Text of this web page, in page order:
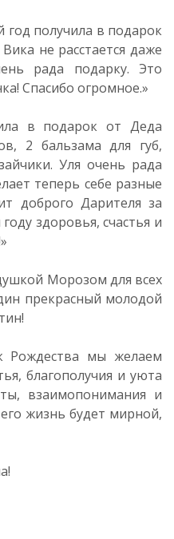
получила в подарок
не расстается даже
рада подарку. Это
Спасибо огромное.»
в подарок от Деда
2 бальзама для губ,
Уля очень рада
теперь себе разные
доброго Дарителя за
здоровья, счастья и
Морозом для всех
прекрасный молодой
Рождества мы желаем
благополучия и уюта
взаимопонимания и
жизнь будет мирной,